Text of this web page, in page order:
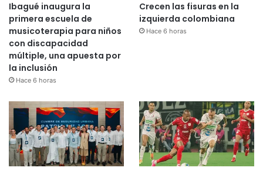
Ibagué inaugura la
primera escuela de
musicoterapia para niños
con discapacidad
múltiple, una apuesta por
la inclusión
Hace 6 horas
Crecen las fisuras en la
izquierda colombiana
Hace 6 horas